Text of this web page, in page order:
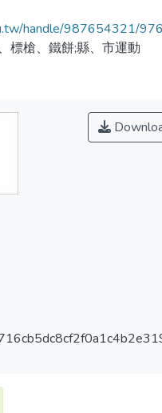
handle/987654321/
標槍、鐵餅;縣、市運動